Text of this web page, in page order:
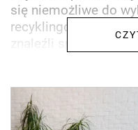
się niemożliwe do
recyklingowi
znaleźli sposób.